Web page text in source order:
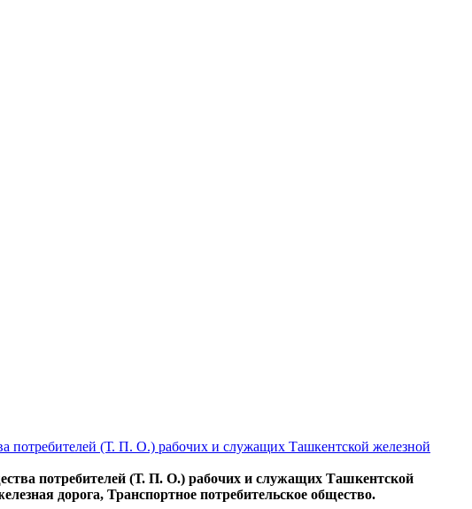
потребителей (Т. П. О.) рабочих и служащих Ташкентской железной
потребителей (Т. П. О.) рабочих и служащих Ташкентской
дорога, Транспортное потребительское общество.